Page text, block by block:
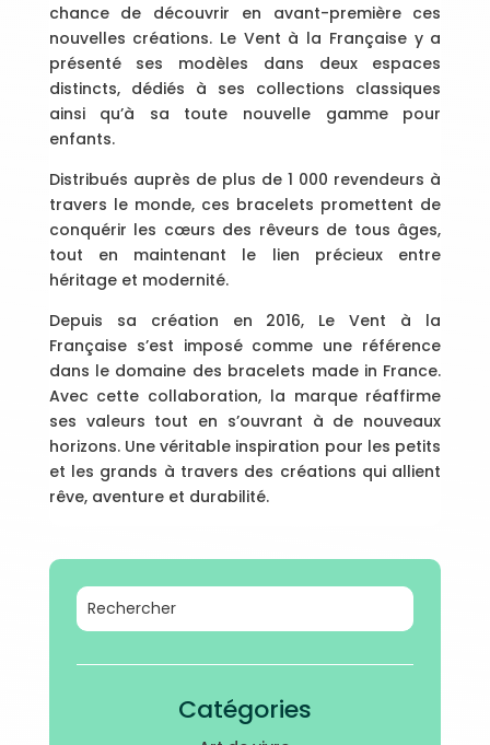
chance de découvrir en avant-première ces
nouvelles créations. Le Vent à la Française y a
présenté ses modèles dans deux espaces
distincts, dédiés à ses collections classiques
ainsi qu’à sa toute nouvelle gamme pour
enfants.
Distribués auprès de plus de 1 000 revendeurs à
travers le monde, ces bracelets promettent de
conquérir les cœurs des rêveurs de tous âges,
tout en maintenant le lien précieux entre
héritage et modernité.
Depuis sa création en 2016, Le Vent à la
Française s’est imposé comme une référence
dans le domaine des bracelets made in France.
Avec cette collaboration, la marque réaffirme
ses valeurs tout en s’ouvrant à de nouveaux
horizons. Une véritable inspiration pour les petits
et les grands à travers des créations qui allient
rêve, aventure et durabilité.
Catégories